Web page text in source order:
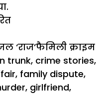
‘राज’Categories
फैमिली क्राइम
trunk, crime stories,
, family dispute,
, girlfriend,